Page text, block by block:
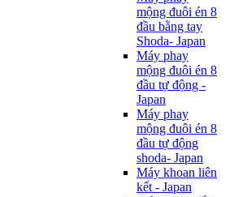
mộng đuôi én 8
đầu bằng tay
Shoda- Japan
Máy phay
mộng đuôi én 8
đầu tự động -
Japan
Máy phay
mộng đuôi én 8
đầu tự động
shoda- Japan
Máy khoan liên
kết - Japan